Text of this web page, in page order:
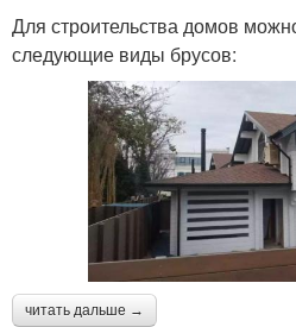
Для строительства домов
следующие виды брусов:
читать дальше →